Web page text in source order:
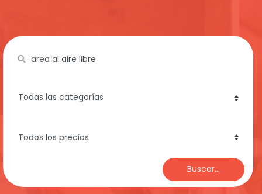
Name
category
price
Buscar...